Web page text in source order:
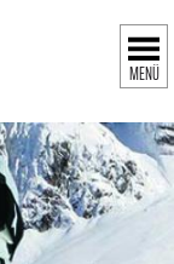
MENÜ